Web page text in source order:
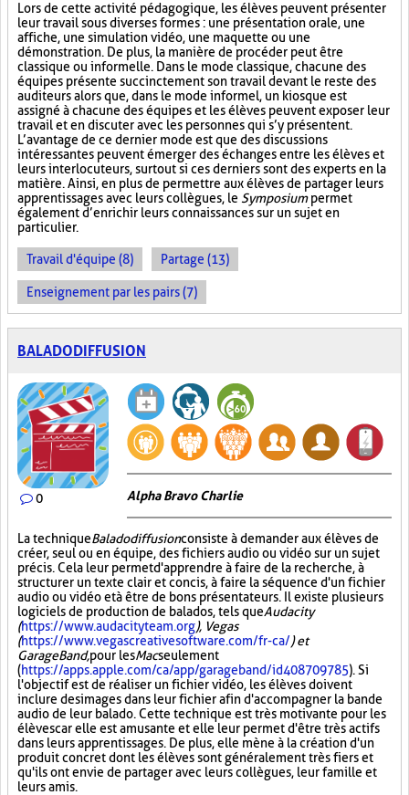
Lors de cette activité pédagogique, les élèves peuvent présenter
leur travail sous diverses formes : une présentation orale, une
affiche, une simulation vidéo, une maquette ou une
démonstration. De plus, la manière de procéder peut être
classique ou informelle. Dans le mode classique, chacune des
équipes présente succinctement son travail devant le reste des
auditeurs alors que, dans le mode informel, un kiosque est
assigné à chacune des équipes et les élèves peuvent exposer leur
travail et en discuter avec les personnes qui s’y présentent.
L’avantage de ce dernier mode est que des discussions
intéressantes peuvent émerger des échanges entre les élèves et
leurs interlocuteurs, surtout si ces derniers sont des experts en la
matière. Ainsi, en plus de permettre aux élèves de partager leurs
apprentissages avec leurs collègues, le Symposiumpermet
également d’enrichir leurs connaissances sur un sujet en
particulier.
Travail d'équipe (8) Partage (13)
Enseignement par les pairs (7)
BALADODIFFUSION
0 Alpha Bravo Charlie
La techniqueBaladodiffusionconsiste à demander aux élèves de
créer, seul ou en équipe, des fichiers audio ou vidéo sur un sujet
précis. Cela leur permet d'apprendre à faire de la recherche, à
structurer un texte clair et concis, à faire la séquence d'un fichier
audio ou vidéo et à être de bons présentateurs. Il existe plusieurs
logiciels de production de balados, tels queAudacity
(https://www.audacityteam.org), Vegas
(https://www.vegascreativesoftware.com/fr-ca/) et
GarageBand,pour lesMacseulement
(https://apps.apple.com/ca/app/garageband/id408709785). Si
l'objectif est de réaliser un fichier vidéo, les élèves doivent
inclure des images dans leur fichier afin d'accompagner la bande
audio de leur balado. Cette technique est très motivante pour les
élèves car elle est amusante et elle leur permet d'être très actifs
dans leurs apprentissages. De plus, elle mène à la création d'un
produit concret dont les élèves sont généralement très fiers et
qu'ils ont envie de partager avec leurs collègues, leur famille et
leurs amis.